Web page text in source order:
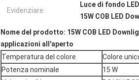
Evidenziare:
Luce di fondo
15W COB LED
Nome del prodotto: 15W COB LED
applicazioni all'aperto
Temperatura del colore
Colore
Potenza nominale
15 W